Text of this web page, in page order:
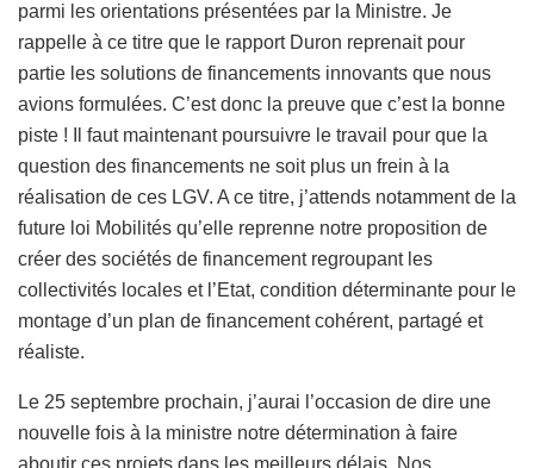
parmi les orientations présentées par la Ministre. Je
rappelle à ce titre que le rapport Duron reprenait pour
partie les solutions de financements innovants que nous
avions formulées. C’est donc la preuve que c’est la bonne
piste ! Il faut maintenant poursuivre le travail pour que la
question des financements ne soit plus un frein à la
réalisation de ces LGV. A ce titre, j’attends notamment de la
future loi Mobilités qu’elle reprenne notre proposition de
créer des sociétés de financement regroupant les
collectivités locales et l’Etat, condition déterminante pour le
montage d’un plan de financement cohérent, partagé et
réaliste.
Le 25 septembre prochain, j’aurai l’occasion de dire une
nouvelle fois à la ministre notre détermination à faire